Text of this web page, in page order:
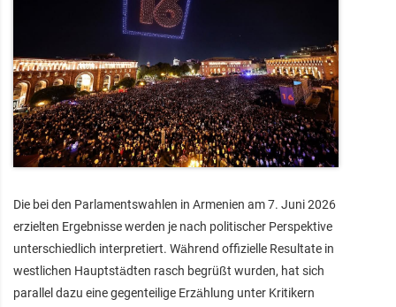
Die bei den Parlamentswahlen in Armenien am 7. Juni 2026
erzielten Ergebnisse werden je nach politischer Perspektive
unterschiedlich interpretiert. Während offizielle Resultate in
westlichen Hauptstädten rasch begrüßt wurden, hat sich
parallel dazu eine gegenteilige Erzählung unter Kritikern